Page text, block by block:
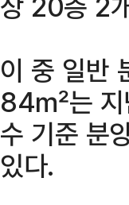
이 중 일반
84㎡는 지
수 기준 분
있다.